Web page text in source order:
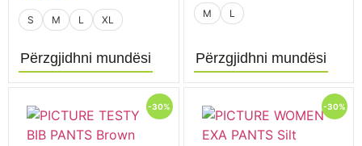
S M L XL
Përzgjidhni mundësi
M L
Përzgjidhni mundësi
-30% -30%